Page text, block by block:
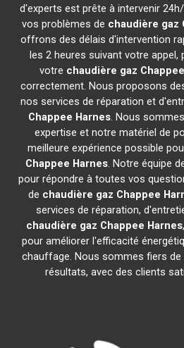
d'experts est prête à intervenir
vos problèmes de chaudière gaz
offrons des délais d'intervention
les 2 heures suivant votre appel,
votre chaudière gaz Chappee
correctement. Nous proposons
nos services de réparation et
Chappee Harnes. Nous
expertise et notre matériel de
meilleure expérience possible
Chappee Harnes. Notre équipe
pour répondre à toutes vos
de chaudière gaz Chappee
services de réparation,
chaudière gaz Chappee Harnes
pour améliorer l'efficacité
chauffage. Nous sommes fiers
résultats, avec des clients